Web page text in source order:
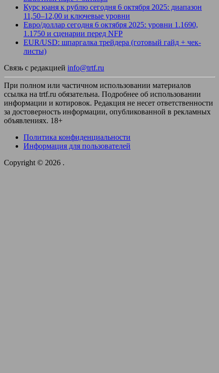
Курс юаня к рублю сегодня 6 октября 2025: диапазон
11,50–12,00 и ключевые уровни
Евро/доллар сегодня 6 октября 2025: уровни 1.1690,
1.1750 и сценарии перед NFP
EUR/USD: шпаргалка трейдера (готовый гайд + чек-
листы)
Связь с редакцией info@trtf.ru
При полном или частичном использовании материалов
ссылка на trtf.ru обязательна. Подробнее об использовании
информации и котировок. Редакция не несет ответственности
за достоверность информации, опубликованной в рекламных
объявлениях. 18+
Политика конфиденциальности
Информация для пользователей
Copyright © 2026 .